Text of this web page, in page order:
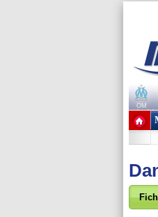
OM
+ de